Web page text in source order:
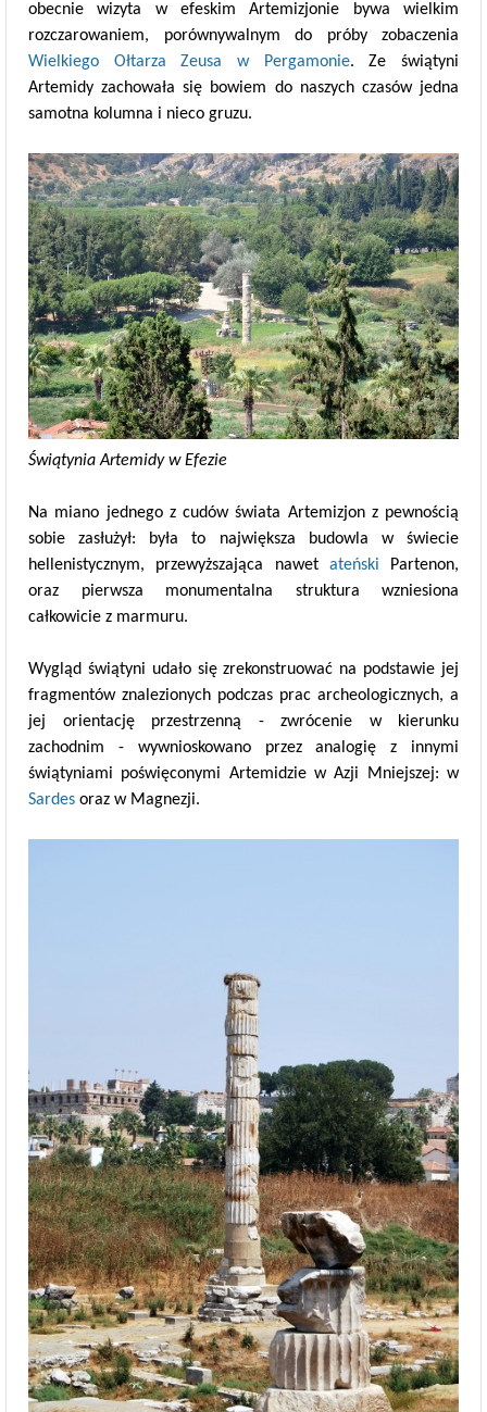
obecnie wizyta w efeskim Artemizjonie bywa wielkim
rozczarowaniem, porównywalnym do próby zobaczenia
Wielkiego Ołtarza Zeusa w Pergamonie. Ze świątyni
Artemidy zachowała się bowiem do naszych czasów jedna
samotna kolumna i nieco gruzu.
Świątynia Artemidy w Efezie
Na miano jednego z cudów świata Artemizjon z pewnością
sobie zasłużył: była to największa budowla w świecie
hellenistycznym, przewyższająca nawet ateński Partenon,
oraz pierwsza monumentalna struktura wzniesiona
całkowicie z marmuru.
Wygląd świątyni udało się zrekonstruować na podstawie jej
fragmentów znalezionych podczas prac archeologicznych, a
jej orientację przestrzenną - zwrócenie w kierunku
zachodnim - wywnioskowano przez analogię z innymi
świątyniami poświęconymi Artemidzie w Azji Mniejszej: w
Sardes oraz w Magnezji.